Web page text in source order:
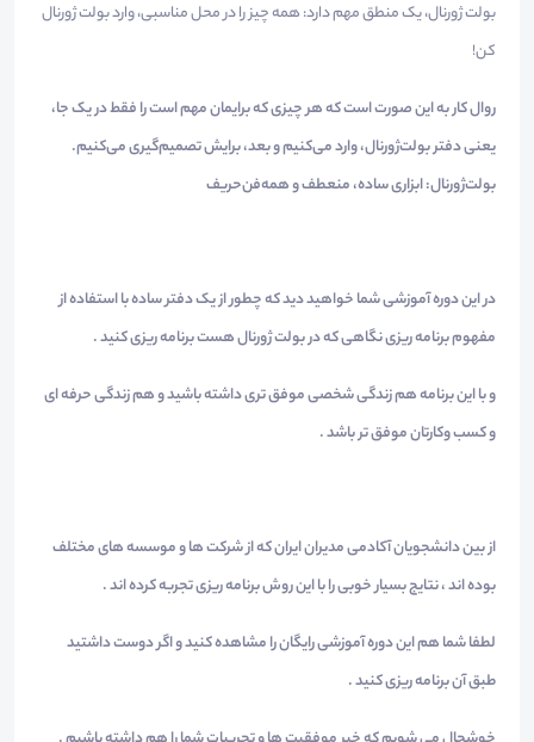
بولت ژورنال، یک منطق مهم دارد: همه چیز را در محل مناسبی، وارد بولت ژورنال
کن!
روال کار به این صورت است که هر چیزی که برایمان مهم است را فقط در یک جا،
یعنی دفتر بولت‌ژورنال، وارد می‌کنیم و بعد، برایش تصمیم‌گیری می‌کنیم.
بولت‌ژورنال: ابزاری ساده، منعطف و همه‌فن‌حریف
در این دوره آموزشی شما خواهید دید که چطور از یک دفتر ساده با استفاده از
مفهوم برنامه ریزی نگاهی که در بولت ژورنال هست برنامه ریزی کنید .
و با این برنامه هم زندگی شخصی موفق تری داشته باشید و هم زندگی حرفه ای
و کسب وکارتان موفق تر باشد .
از بین دانشجویان آکادمی مدیران ایران که از شرکت ها و موسسه های مختلف
بوده اند ، نتایج بسیار خوبی را با این روش برنامه ریزی تجربه کرده اند .
لطفا شما هم این دوره آموزشی رایگان را مشاهده کنید و اگر دوست داشتید
طبق آن برنامه ریزی کنید .